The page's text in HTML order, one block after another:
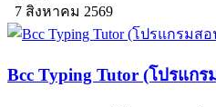
7 สิงหาคม 2569
Bcc Typing Tutor (โปรแก